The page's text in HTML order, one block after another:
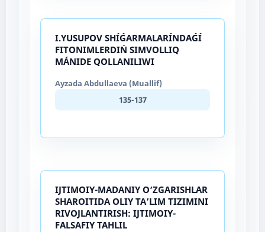
I.YUSUPOV SHÍǴARMALARÍNDAǴÍ
FITONIMLERDIŃ SIMVOLLIQ
MÁNIDE QOLLANILIWI
Ayzada Abdullaeva (Muallif)
135-137
IJTIMOIY-MADANIY O‘ZGARISHLAR
SHAROITIDA OLIY TA’LIM TIZIMINI
RIVOJLANTIRISH: IJTIMOIY-
FALSAFIY TAHLIL